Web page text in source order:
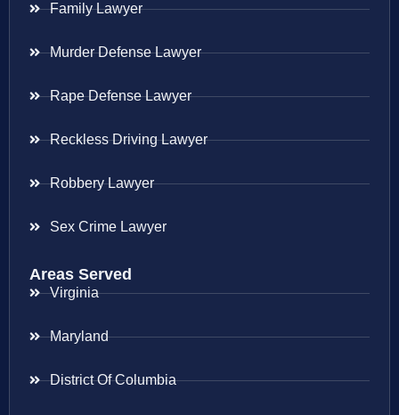
Family Lawyer
Murder Defense Lawyer
Rape Defense Lawyer
Reckless Driving Lawyer
Robbery Lawyer
Sex Crime Lawyer
Areas Served
Virginia
Maryland
District Of Columbia